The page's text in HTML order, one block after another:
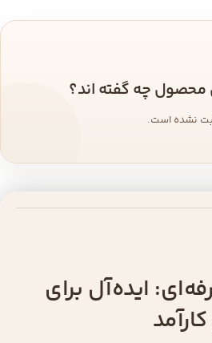
محصول چه گفته اند؟
نشده است.
ایده‌آل برای